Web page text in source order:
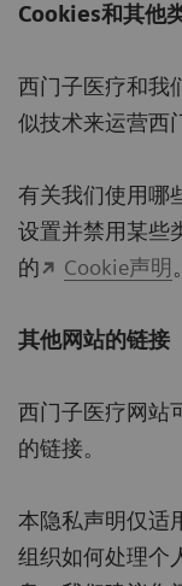
Cookies和其他
西门子医疗和我
似技术来运营西
有关我们使用哪
设置并禁用某些
的
Cookie声明
其他网站的链接
西门子医疗网站
的链接。
本隐私声明仅适
组织如何处理个